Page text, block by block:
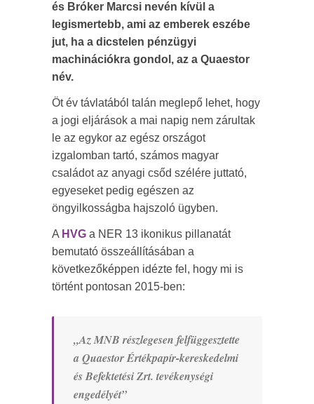
és Bróker Marcsi nevén kívül a
legismertebb, ami az emberek eszébe
jut, ha a dicstelen pénzügyi
machinációkra gondol, az a Quaestor
név.
Öt év távlatából talán meglepő lehet, hogy
a jogi eljárások a mai napig nem zárultak
le az egykor az egész országot
izgalomban tartó, számos magyar
családot az anyagi csőd szélére juttató,
egyeseket pedig egészen az
öngyilkosságba hajszoló ügyben.
A HVG a NER 13 ikonikus pillanatát
bemutató összeállításában a
következőképpen idézte fel, hogy mi is
történt pontosan 2015-ben:
„Az MNB részlegesen felfüggesztette
a Quaestor Értékpapír-kereskedelmi
és Befektetési Zrt. tevékenységi
engedélyét”